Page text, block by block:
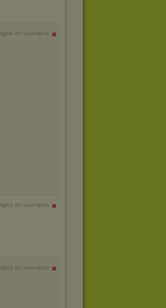
zgłoś do usunięcia
zgłoś do usunięcia
zgłoś do usunięcia